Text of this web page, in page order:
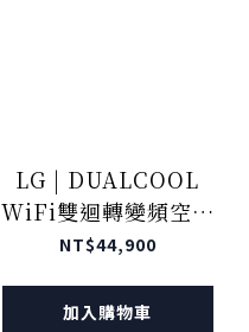
LG | DUALCOOL
WiFi雙迴轉變頻空調
- 旗艦單冷型 LS-
NT$44,900
加入購物車